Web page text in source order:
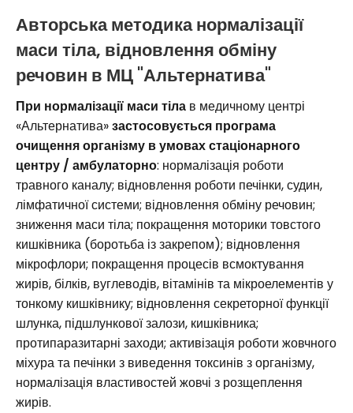
Авторська методика нормалізації
маси тіла, відновлення обміну
речовин в МЦ "Альтернатива"
При нормалізації маси тіла в медичному центрі
«Альтернатива»застосовується програма
очищення організму в умовах стаціонарного
центру / амбулаторно: нормалізація роботи
травного каналу; відновлення роботи печінки, судин,
лімфатичної системи; відновлення обміну речовин;
зниження маси тіла; покращення моторики товстого
кишківника (боротьба із закрепом); відновлення
мікрофлори; покращення процесів всмоктування
жирів, білків, вуглеводів, вітамінів та мікроелементів у
тонкому кишківнику; відновлення секреторної функції
шлунка, підшлункової залози, кишківника;
протипаразитарні заходи; активізація роботи жовчного
міхура та печінки з виведення токсинів з організму,
нормалізація властивостей жовчі з розщеплення
жирів.